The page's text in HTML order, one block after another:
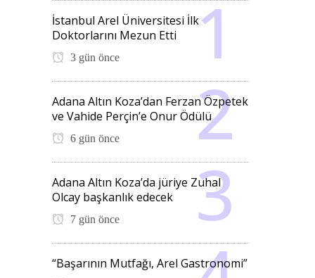
İstanbul Arel Üniversitesi İlk
Doktorlarını Mezun Etti
3 gün önce
Adana Altın Koza’dan Ferzan Özpetek
ve Vahide Perçin’e Onur Ödülü
6 gün önce
Adana Altın Koza’da jüriye Zuhal
Olcay başkanlık edecek
7 gün önce
“Başarının Mutfağı, Arel Gastronomi”